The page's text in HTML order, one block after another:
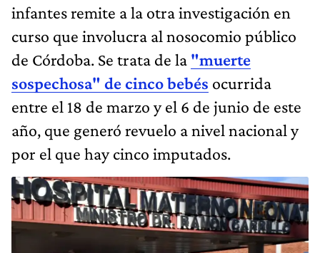
infantes remite a la otra investigación en
curso que involucra al nosocomio público
de Córdoba. Se trata de la "muerte
sospechosa" de cinco bebés ocurrida
entre el 18 de marzo y el 6 de junio de este
año, que generó revuelo a nivel nacional y
por el que hay cinco imputados.